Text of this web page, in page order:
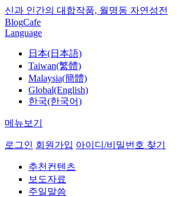
신과 인간의 대합작품, 월명동 자연성전
BlogCafe
Language
日本(日本語)
Taiwan(繁體)
Malaysia(簡體)
Global(English)
한국(한국어)
메뉴보기
로그인 회원가입 아이디/비밀번호 찾기
추천컨텐츠
보도자료
주일말씀